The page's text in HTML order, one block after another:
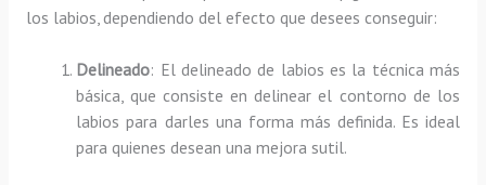
los labios, dependiendo del efecto que desees conseguir:
Delineado: El delineado de labios es la técnica más
básica, que consiste en delinear el contorno de los
labios para darles una forma más definida. Es ideal
para quienes desean una mejora sutil.